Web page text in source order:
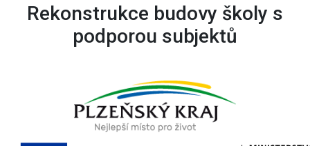
Rekonstrukce budovy školy s
podporou subjektů